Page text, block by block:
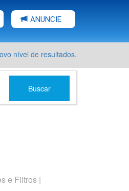
ANUNCIE
nível de resultados.
Buscar
e Filtros |